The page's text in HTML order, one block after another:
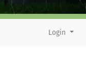
Login